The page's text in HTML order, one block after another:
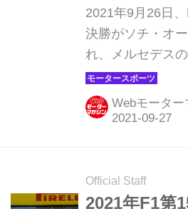
タッペンは
に【ロシア
2021年9月26日
決勝がソチ・オ
れ、メルセデス
が優勝。2位には
のマックス・フ
にはフェラーリ
Webモータ
Official Staff
2021年F1第